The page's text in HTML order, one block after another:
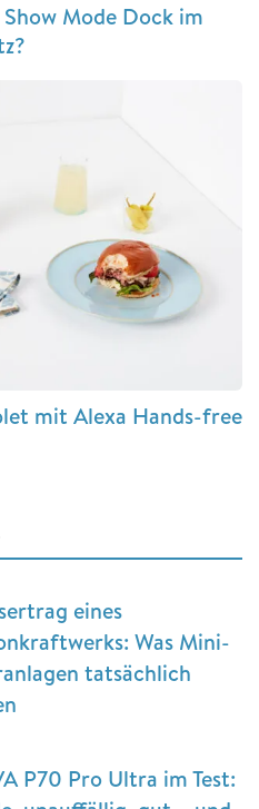
Mode Dock im
mit Alexa Hands-free
eines
Was Mini-
tatsächlich
P70 Pro Ultra im Test: